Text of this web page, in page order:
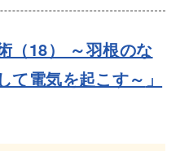
（18） ～羽根のな
て電気を起こす～ 」